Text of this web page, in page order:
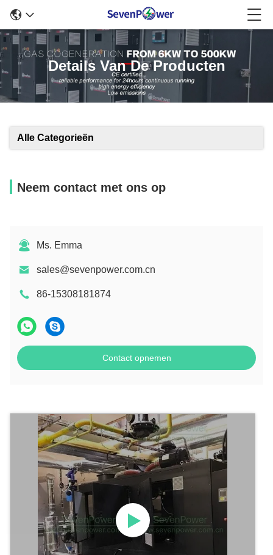
Details Van De Producten
Alle Categorieën
Neem contact met ons op
Ms. Emma
sales@sevenpower.com.cn
86-15308181874
Contact opnemen